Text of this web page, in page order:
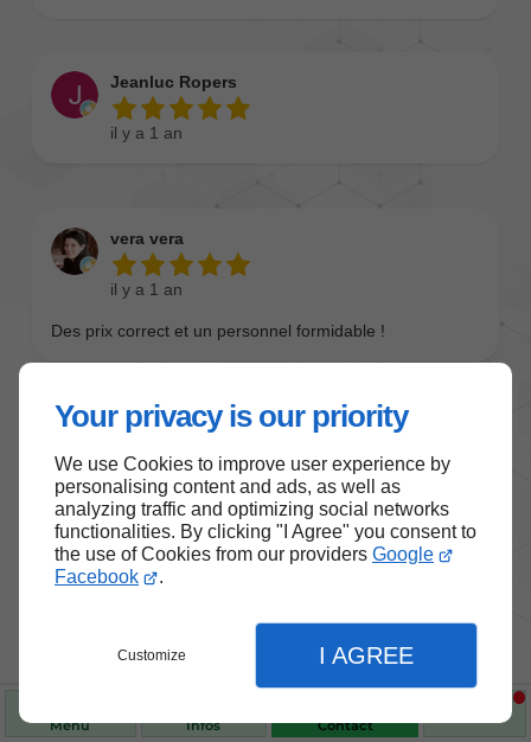
Your privacy is our priority
We use Cookies to improve user experience by
personalising content and ads, as well as
analyzing traffic and optimizing social networks
functionalities. By clicking "I Agree" you consent to
the use of Cookies from our providers Google
Facebook
.
Customize I AGREE
Menu Infos Contact
Nos produits de santé et de